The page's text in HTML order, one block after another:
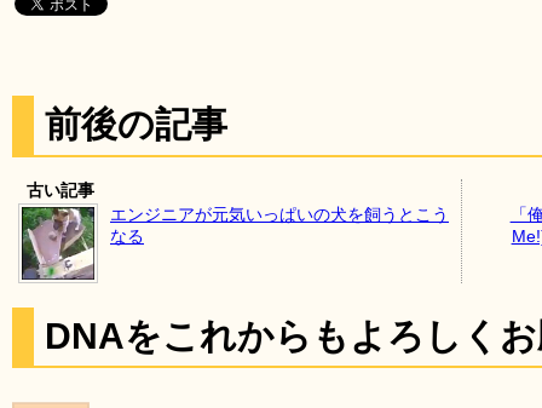
前後の記事
古い記事
エンジニアが元気いっぱいの犬を飼うとこう
なる
「
DNAをこれからもよろしく